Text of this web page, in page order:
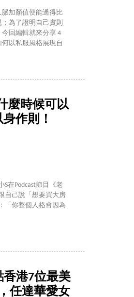
脈加顏值便能過得比
為了證明自己實則
回編輯就來分享 4
以私服風格展現自
麼時候可以
作則！
在Podcast節目《老
自己說「想要買大房
「你整個人格會因為
香港7位最美
任達華愛女